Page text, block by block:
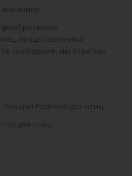
представленных
сообщение, мы ответим
Товары Padovan для птиц
для птиц